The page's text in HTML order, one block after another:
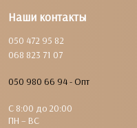
Наши контакты
050 472 95 82
068 823 71 07
050 980 66 94 - Опт
С 8:00 до 20:00
ПН – ВС